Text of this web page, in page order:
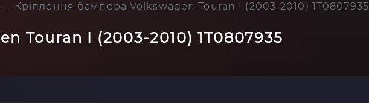
Кріплення бампера Volkswagen Touran I (2003-2010) 1T0807935
Touran I (2003-2010) 1T0807935